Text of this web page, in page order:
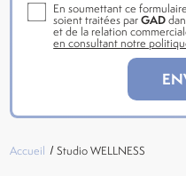
En soumettant ce
soient traitées parGAD
et de la relation
en consultant notre
Accueil Studio WELLNESS